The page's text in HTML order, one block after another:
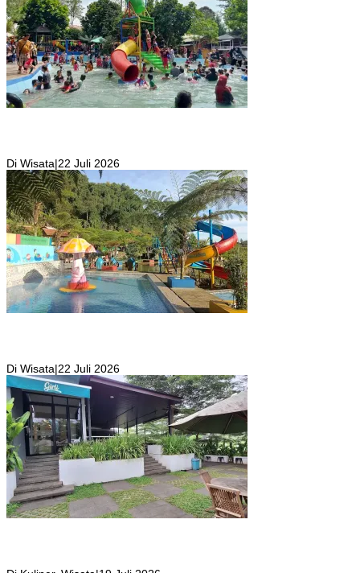
Di Wisata|22 Juli 2026
Di Wisata|22 Juli 2026